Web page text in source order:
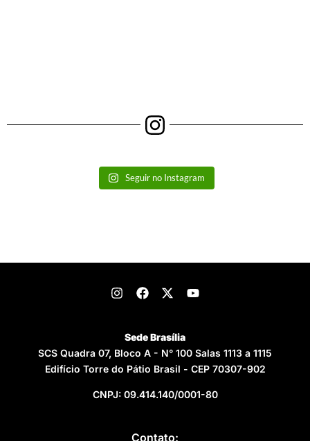
Seguir no Instagram
Sede Brasília
SCS Quadra 07, Bloco A - N° 100 Salas 1113 a 1115
Edifício Torre do Pátio Brasil - CEP 70307-902
CNPJ: 09.414.140/0001-80
Contato: